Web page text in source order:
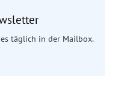
täglich in der Mailbox.